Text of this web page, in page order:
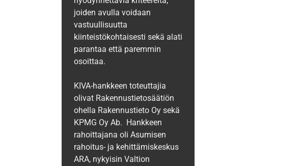
joiden avulla voidaan
vastuullisuutta
kiinteistökohtaisesti sekä alati
parantaa että paremmin
osoittaa.
KIVA-hankkeen toteuttajia
olivat Rakennustietosäätiön
ohella Rakennustieto Oy sekä
KPMG Oy Ab. Hankkeen
rahoittajana oli Asumisen
rahoitus- ja kehittämiskeskus
ARA, nykyisin Valtion